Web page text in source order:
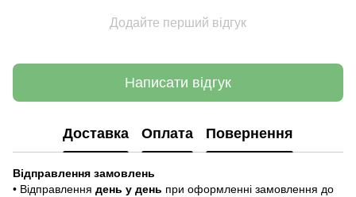
Додайте перший відгук
Написати відгук
Доставка Оплата Повернення
Відправлення замовлень
• Відправлення день у день при оформленні замовлення до